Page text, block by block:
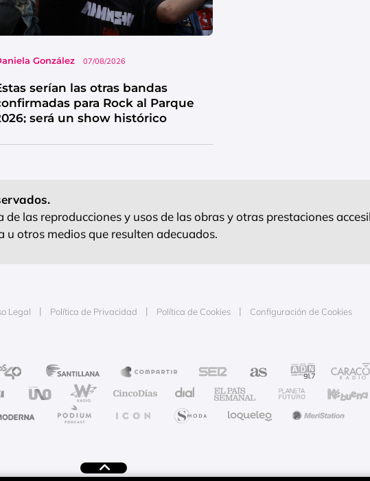
González 07/08/2026
serían las otras bandas
para Rock al Parque
será un show histórico
las reproducciones y usos de las obras y otras prestaciones
otros medios que resulten adecuados.
Legal Política de Privacidad Política de Cookies Configuración de Cookies